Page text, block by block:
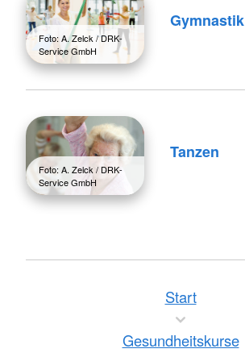
Foto: A. Zelck / DRK-
Service GmbH
Gymnastik
Foto: A. Zelck / DRK-
Service GmbH
Tanzen
Start
Gesundheitskurse